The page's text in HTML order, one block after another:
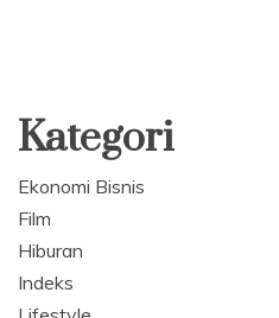
Kategori
Ekonomi Bisnis
Film
Hiburan
Indeks